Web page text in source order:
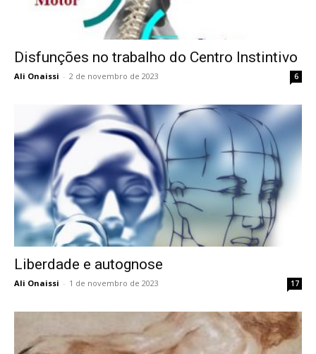
Disfunções no trabalho do Centro Instintivo
Ali Onaissi - 2 de novembro de 2023 6
Liberdade e autognose
Ali Onaissi - 1 de novembro de 2023 17